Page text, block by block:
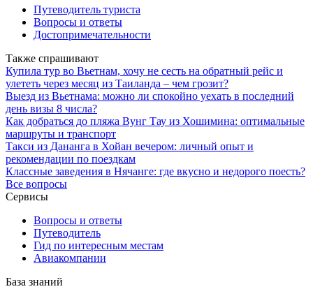
Путеводитель туриста
Вопросы и ответы
Достопримечательности
Также спрашивают
Купила тур во Вьетнам, хочу не сесть на обратный рейс и
улететь через месяц из Таиланда – чем грозит?
Выезд из Вьетнама: можно ли спокойно уехать в последний
день визы 8 числа?
Как добраться до пляжа Вунг Тау из Хошимина: оптимальные
маршруты и транспорт
Такси из Дананга в Хойан вечером: личный опыт и
рекомендации по поездкам
Классные заведения в Нячанге: где вкусно и недорого поесть?
Все вопросы
Сервисы
Вопросы и ответы
Путеводитель
Гид по интересным местам
Авиакомпании
База знаний